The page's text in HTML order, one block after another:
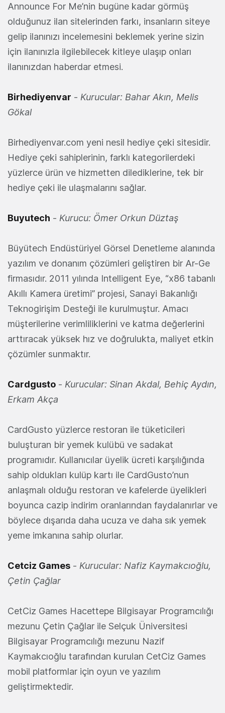
Announce For Me’nin bugüne kadar görmüş
olduğunuz ilan sitelerinden farkı, insanların siteye
gelip ilanınızı incelemesini beklemek yerine sizin
için ilanınızla ilgilebilecek kitleye ulaşıp onları
ilanınızdan haberdar etmesi.
Birhediyenvar - Kurucular: Bahar Akın, Melis
Gökal
Birhediyenvar.com yeni nesil hediye çeki sitesidir.
Hediye çeki sahiplerinin, farklı kategorilerdeki
yüzlerce ürün ve hizmetten dilediklerine, tek bir
hediye çeki ile ulaşmalarını sağlar.
Buyutech - Kurucu: Ömer Orkun Düztaş
Büyütech Endüstüriyel Görsel Denetleme alanında
yazılım ve donanım çözümleri geliştiren bir Ar-Ge
firmasıdır. 2011 yılında Intelligent Eye, “x86 tabanlı
Akıllı Kamera üretimi” projesi, Sanayi Bakanlığı
Teknogirişim Desteği ile kurulmuştur. Amacı
müşterilerine verimliliklerini ve katma değerlerini
arttıracak yüksek hız ve doğrulukta, maliyet etkin
çözümler sunmaktır.
Cardgusto - Kurucular: Sinan Akdal, Behiç Aydın,
Erkam Akça
CardGusto yüzlerce restoran ile tüketicileri
buluşturan bir yemek kulübü ve sadakat
programıdır. Kullanıcılar üyelik ücreti karşılığında
sahip oldukları kulüp kartı ile CardGusto’nun
anlaşmalı olduğu restoran ve kafelerde üyelikleri
boyunca cazip indirim oranlarından faydalanırlar ve
böylece dışarıda daha ucuza ve daha sık yemek
yeme imkanına sahip olurlar.
Cetciz Games - Kurucular: Nafiz Kaymakcıoğlu,
Çetin Çağlar
CetCiz Games Hacettepe Bilgisayar Programcılığı
mezunu Çetin Çağlar ile Selçuk Üniversitesi
Bilgisayar Programcılığı mezunu Nazif
Kaymakcıoğlu tarafından kurulan CetCiz Games
mobil platformlar için oyun ve yazılım
geliştirmektedir.